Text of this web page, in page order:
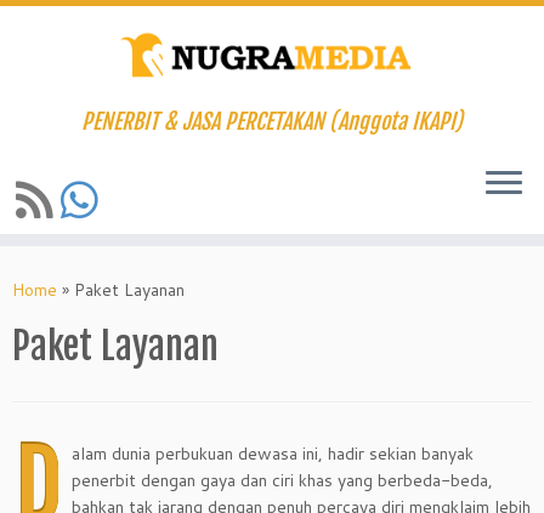
to
PENERBIT & JASA PERCETAKAN (Anggota IKAPI)
Home » Paket Layanan
Paket Layanan
D alam dunia perbukuan dewasa ini, hadir sekian banyak
penerbit dengan gaya dan ciri khas yang berbeda-beda,
bahkan tak jarang dengan penuh percaya diri mengklaim lebih